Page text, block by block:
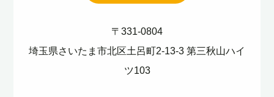
〒331-0804
埼玉県さいたま市北区土呂町2-13-3 第三秋山ハイ
ツ103